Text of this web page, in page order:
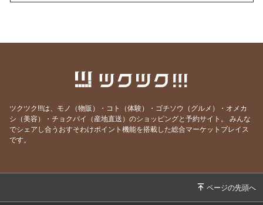
2026/03/05【#223】ホワイトデーおやつのご予約は【本日
2026年ホワイトデーおやつ、ご予約スタート!!
2026/02/04【#220】バレンタイン予約は2月5日(木)まで!!
2026/01/25
2026/01/06【#217】謹賀新年🎍ままがし2026年のRe:STA
ツクツク!!!は、モノ（物販）・コト（体験）・ゴチソウ（グルメ）・オメカ
シ（美容）・チョクバイ（産地直送）のショッピングと予約サイト。
みんな
でシェアし合うおすそわけポイント機能を搭載した総合マーケットプレイス
です。